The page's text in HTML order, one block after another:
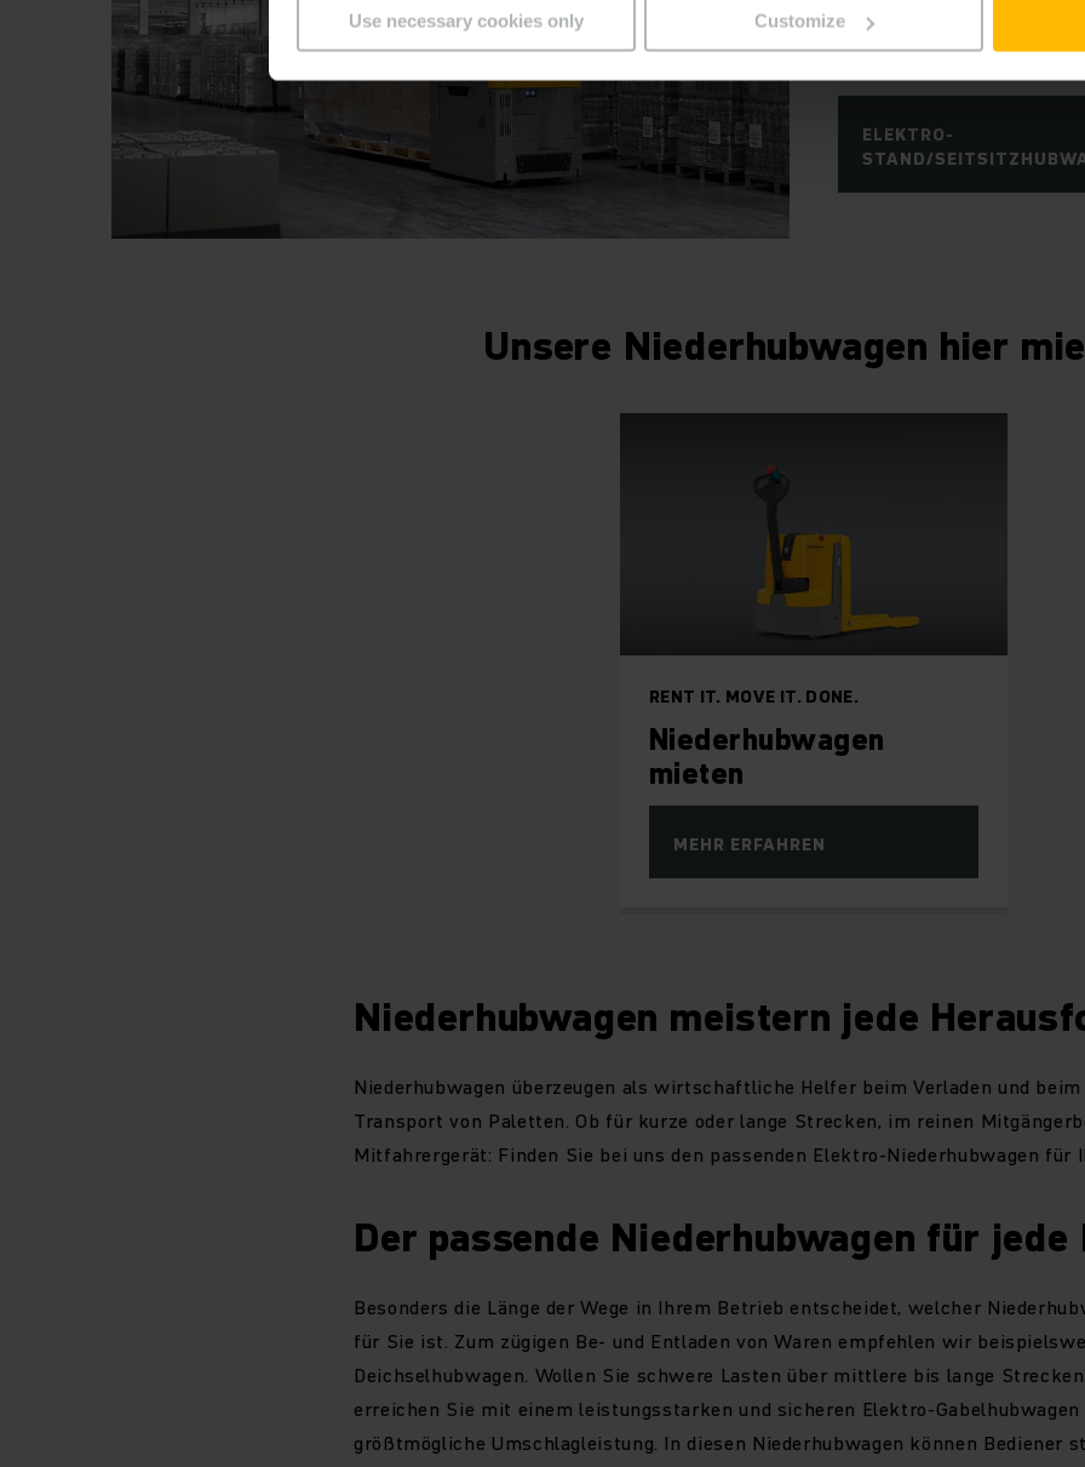
Use necessary cookies only CustomizeBesseres als die Elektro-
Seitsitzer von
ELEKTRO-
STAND/
Unsere Niederhubwagen hier
RENT IT. MOVE IT. DONE.
Niederhubwagen
mieten
MEHR ERFAHREN
Niederhubwagen meistern jede
Niederhubwagen überzeugen als wirtschaftliche Helfer beim Verladen und beim
Transport von Paletten. Ob für kurze oder lange Strecken, im reinen
Mitfahrergerät: Finden Sie bei uns den passenden Elektro-Niederhubwagen für
Der passende Niederhubwagen für jede
Besonders die Länge der Wege in Ihrem Betrieb entscheidet, welcher
für Sie ist. Zum zügigen Be- und Entladen von Waren empfehlen wir
Deichselhubwagen. Wollen Sie schwere Lasten über mittlere bis lange
erreichen Sie mit einem leistungsstarken und sicheren Elektro-Gabelhubwagen
größtmögliche Umschlagleistung. In diesen Niederhubwagen können Bediener